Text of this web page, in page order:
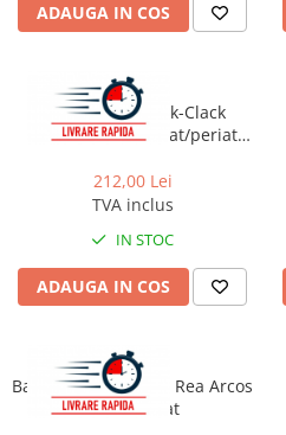
Capace wc
Bideuri suspendate
Bideuri statative
Usi batante
Usi pliabile
Pereti ficsi
ADAUGA IN COS
Rea
Ventil lavoar Click-Clack
universal auriu mat/periat
212,00 Lei
TVA inclus
IN STOC
ADAUGA IN COS
Rea
Baterie pentru cada Rea Arcos
auriu periat